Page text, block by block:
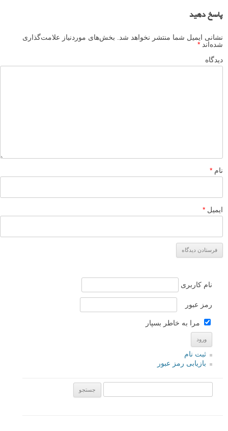
پاسخ دهید
نشانی ایمیل شما منتشر نخواهد شد.
بخش‌های موردنیاز علامت‌گذاری
شده‌اند *
دیدگاه
نام *
ایمیل *
نام کاربری
رمز عبور
مرا به خاطر بسپار
ثبت نام
بازیابی رمز عبور